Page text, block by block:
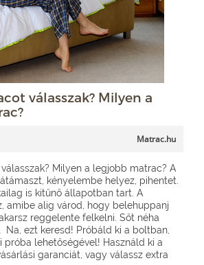
válasszak? Milyen a
Matrac.hu
Milyen a legjobb matrac? A
kényelembe helyez, pihentet.
is kitűnő állapotban tart. A
amibe alig várod, hogy belehuppanj
reggelente felkelni. Sőt néha
Na, ezt keresd! Próbáld ki a boltban,
próba lehetőségével! Használd ki a
garanciát, vagy válassz extra